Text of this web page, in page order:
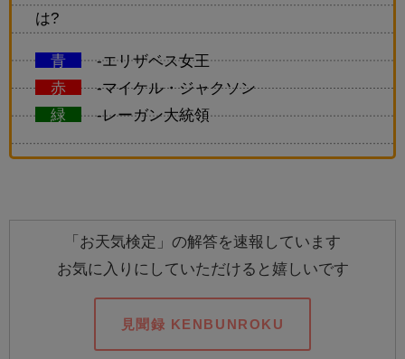
は?
青
-エリザベス女王
赤
-マイケル・ジャクソン
緑
-レーガン大統領
「お天気検定」の解答を速報しています
お気に入りにしていただけると嬉しいです
見聞録 KENBUNROKU